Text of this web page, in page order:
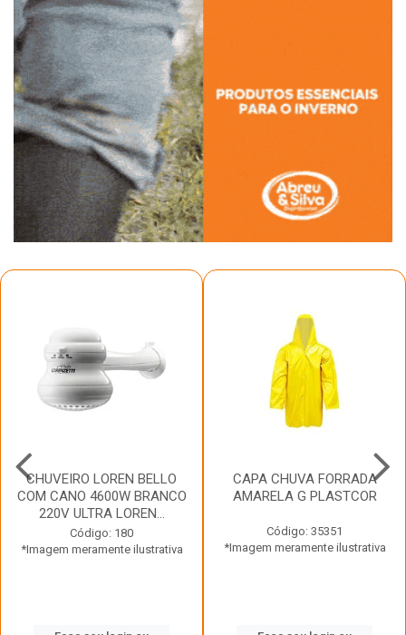
CHUVEIRO LOREN BELLO
COM CANO 4600W BRANCO
220V ULTRA LOREN...
Código: 180
*Imagem meramente ilustrativa
CAPA CHUVA FORRADA
AMARELA G PLASTCOR
Código: 35351
*Imagem meramente ilustrativa